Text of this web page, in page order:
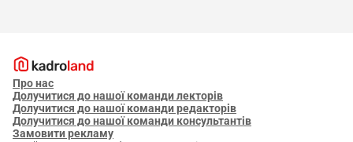
Про нас
Долучитися до нашої команди лекторів
Долучитися до нашої команди редакторів
Долучитися до нашої команди консультантів
Замовити рекламу